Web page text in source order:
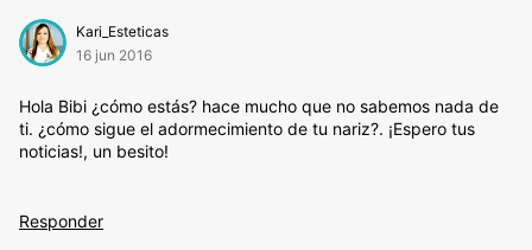
Kari_Esteticas
16 jun 2016
Hola Bibi ¿cómo estás? hace mucho que no sabemos nada de
ti. ¿cómo sigue el adormecimiento de tu nariz?. ¡Espero tus
noticias!, un besito!
Responder